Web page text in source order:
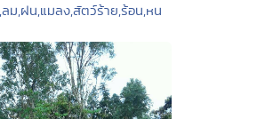
ม,ฝน,แมลง,สัตว์ร้าย,ร้อน,หน